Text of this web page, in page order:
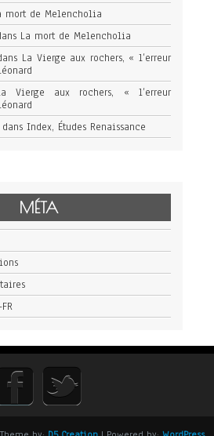
mort de Melencholia
La mort de Melencholia
La Vierge aux rochers, « l’erreur
Vierge aux rochers, « l’erreur
dans Index, Études Renaissance
MÉTA